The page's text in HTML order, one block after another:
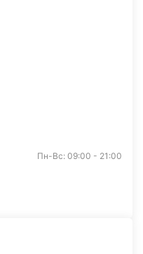
Пн-Вс: 09:00 - 21:00